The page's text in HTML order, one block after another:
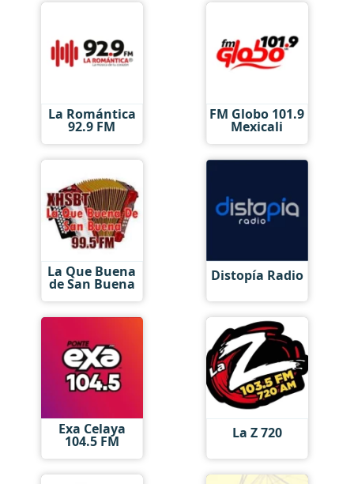
La Romántica
92.9 FM
FM Globo 101.9
Mexicali
La Que Buena
de San Buena Distopía Radio
Exa Celaya
104.5 FM La Z 720